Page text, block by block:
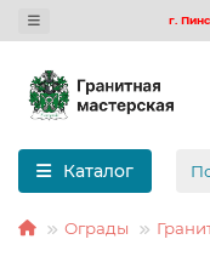
г.
Каталог
Ограды